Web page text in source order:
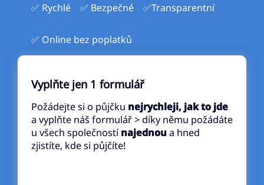
✅ Rychlé ✅ Bezpečné ✅Transparentní
✅ Online bez poplatků
Vyplňte jen 1 formulář
Požádejte si o půjčku nejrychleji, jak to jde
a vyplňte náš formulář > díky němu požádáte
u všech společnostínajednou a hned
zjistíte, kde si půjčíte!